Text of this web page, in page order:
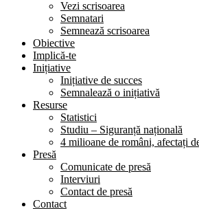
Vezi scrisoarea
Semnatari
Semnează scrisoarea
Obiective
Implică-te
Inițiative
Inițiative de succes
Semnalează o inițiativă
Resurse
Statistici
Studiu – Siguranță națională
4 milioane de români, afectați
Presă
Comunicate de presă
Interviuri
Contact de presă
Contact